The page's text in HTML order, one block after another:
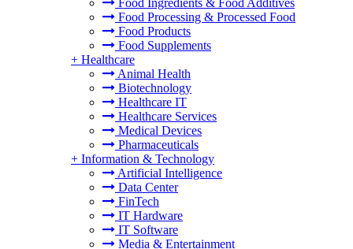
Food Ingredients & Food Additives
Food Processing & Processed Food
Food Products
Food Supplements
+ Healthcare
Animal Health
Biotechnology
Healthcare IT
Healthcare Services
Medical Devices
Pharmaceuticals
+ Information & Technology
Artificial Intelligence
Data Center
FinTech
IT Hardware
IT Software
Media & Entertainment